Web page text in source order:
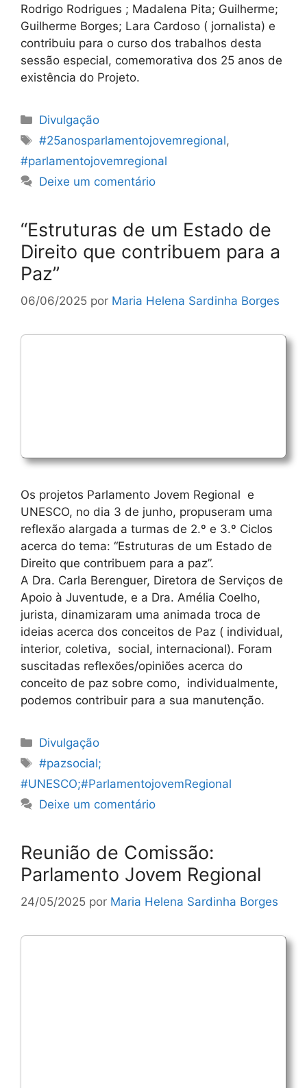
Rodrigo Rodrigues ; Madalena Pita; Guilherme;
Guilherme Borges; Lara Cardoso ( jornalista) e
contribuiu para o curso dos trabalhos desta
sessão especial, comemorativa dos 25 anos de
existência do Projeto.
Categorias
Divulgação
Etiquetas
#25anosparlamentojovemregional,
#parlamentojovemregional
Deixe um comentário
“Estruturas de um Estado de
Direito que contribuem para a
Paz”
06/06/2025 por Maria Helena Sardinha Borges
Os projetos Parlamento Jovem Regional e
UNESCO, no dia 3 de junho, propuseram uma
reflexão alargada a turmas de 2.º e 3.º Ciclos
acerca do tema: “Estruturas de um Estado de
Direito que contribuem para a paz”.
A Dra. Carla Berenguer, Diretora de Serviços de
Apoio à Juventude, e a Dra. Amélia Coelho,
jurista, dinamizaram uma animada troca de
ideias acerca dos conceitos de Paz ( individual,
interior, coletiva, social, internacional). Foram
suscitadas reflexões/opiniões acerca do
conceito de paz sobre como, individualmente,
podemos contribuir para a sua manutenção.
Categorias
Divulgação
Etiquetas
#pazsocial;
#UNESCO;#ParlamentojovemRegional
Deixe um comentário
Reunião de Comissão:
Parlamento Jovem Regional
24/05/2025 por Maria Helena Sardinha Borges